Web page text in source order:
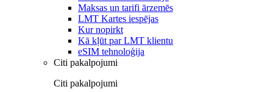
Maksas un tarifi ārzemēs
LMT Kartes iespējas
Kur nopirkt
Kā kļūt par LMT klientu
eSIM tehnoloģija
Citi pakalpojumi
Citi pakalpojumi